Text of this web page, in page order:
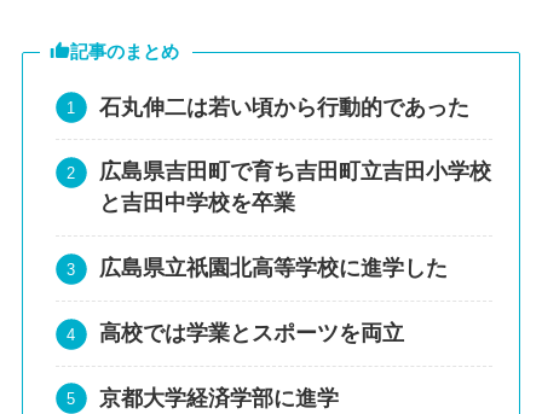
記事のまとめ
石丸伸二は若い頃から行動的であった
広島県吉田町で育ち吉田町立吉田小学校
と吉田中学校を卒業
広島県立祇園北高等学校に進学した
高校では学業とスポーツを両立
京都大学経済学部に進学